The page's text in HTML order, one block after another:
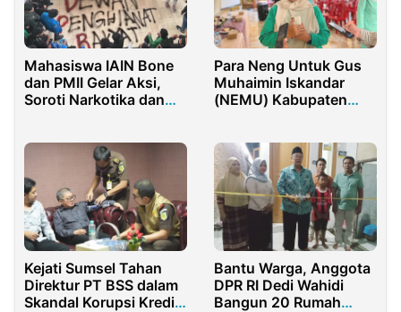
Mahasiswa IAIN Bone
dan PMII Gelar Aksi,
Soroti Narkotika dan
Para Neng Untuk Gus
Muhaimin Iskandar
(NEMU) Kabupaten
Kejati Sumsel Tahan
Direktur PT BSS dalam
Skandal Korupsi Kredit
Bantu Warga, Anggota
DPR RI Dedi Wahidi
Bangun 20 Rumah